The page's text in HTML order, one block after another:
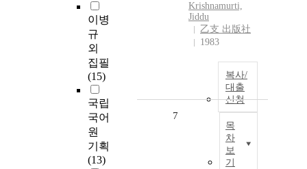
이병
규
외
집필
(15)
국립
국어
원
기획
(13)
Krishnamurti,
Jiddu
乙支 出版社
1983
복사/
대출
신청
목
차
보
기
7